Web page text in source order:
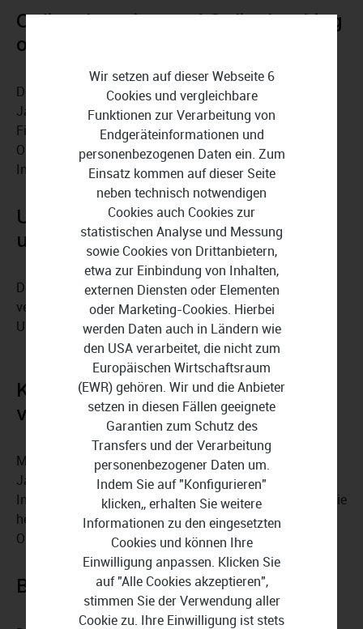
Onlineshopping und Onlinebanking
ohne Sorge
Der Browsing-Schutzvon F-Secure Total 20 Geräte 1
Jahr verschlüsselt Übertragungen von digitalen
Finanztransaktionen beim Onlineshopping und
Onlinebanking, damit Sie mit einem besseren Gefühl im
Internet einkaufen und Bankgeschäfte erledigen können.
Unter dem Radar im Netz
unterwegs
Der VPN-Dienstvon F-Secure Total 20 Geräte 1 Jahr
verbirgt Ihre echte IP-Adresse und hilft Ihnen bei der
Umgehung von Geoblocking-Sperren.
Kindersicherung für
verantwortungsbewusste Eltern
Mit der Kindersicherungvon F-Secure Total 20 Geräte 1
Jahr entscheiden Sie, welche Inhalte Ihre Kinder im
Internet sehen dürfen und wie lange der Bildschirm für sie
hell bleibt. Ungeeignete Webseiten können blockiert und
Online-Aktivitäten überwacht werden.
Bitte nicht stören
Wir setzen auf dieser Webseite 6
Cookies und vergleichbare
Funktionen zur Verarbeitung von
Endgeräteinformationen und
personenbezogenen Daten ein. Zum
Einsatz kommen auf dieser Seite
neben technisch notwendigen
Cookies auch Cookies zur
statistischen Analyse und Messung
sowie Cookies von Drittanbietern,
etwa zur Einbindung von Inhalten,
externen Diensten oder Elementen
oder Marketing-Cookies. Hierbei
werden Daten auch in Ländern wie
den USA verarbeitet, die nicht zum
Europäischen Wirtschaftsraum
(EWR) gehören. Wir und die Anbieter
setzen in diesen Fällen geeignete
Garantien zum Schutz des
Transfers und der Verarbeitung
personenbezogener Daten um.
Indem Sie auf "Konfigurieren"
klicken,, erhalten Sie weitere
Informationen zu den eingesetzten
Cookies und können Ihre
Einwilligung anpassen. Klicken Sie
auf "Alle Cookies akzeptieren",
stimmen Sie der Verwendung aller
Cookie zu. Ihre Einwilligung ist stets